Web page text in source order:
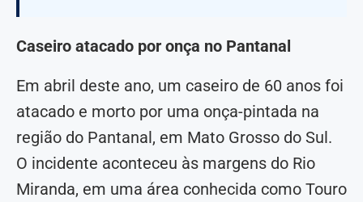
Caseiro atacado por onça no Pantanal
Em abril deste ano, um caseiro de 60 anos foi
atacado e morto por uma onça-pintada na
região do Pantanal, em Mato Grosso do Sul.
O incidente aconteceu às margens do Rio
Miranda, em uma área conhecida como Touro